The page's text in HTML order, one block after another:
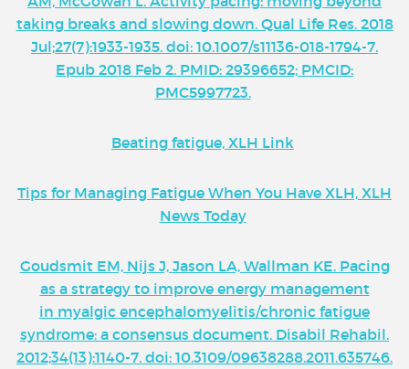
taking breaks and slowing down. Qual Life Res. 2018
Jul;27(7):1933-1935. doi: 10.1007/s11136-018-1794-7.
Epub 2018 Feb 2. PMID: 29396652; PMCID:
PMC5997723.
Beating fatigue, XLH Link
Tips for Managing Fatigue When You Have XLH, XLH
News Today
Goudsmit EM, Nijs J, Jason LA, Wallman KE. Pacing
as a strategy to improve energy management
in myalgic encephalomyelitis/chronic fatigue
syndrome: a consensus document. Disabil Rehabil.
2012;34(13):1140-7. doi: 10.3109/09638288.2011.635746.